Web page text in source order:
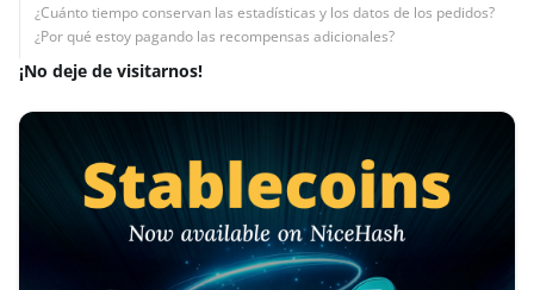
¿Cuánto tiempo conservan las estadísticas y los datos de los pedidos?
¿Por qué estoy pagando las recompensas adicionales?
¡No deje de visitarnos!